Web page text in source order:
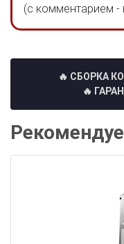
(с комментарием -
🔥 СБОРКА
🔥